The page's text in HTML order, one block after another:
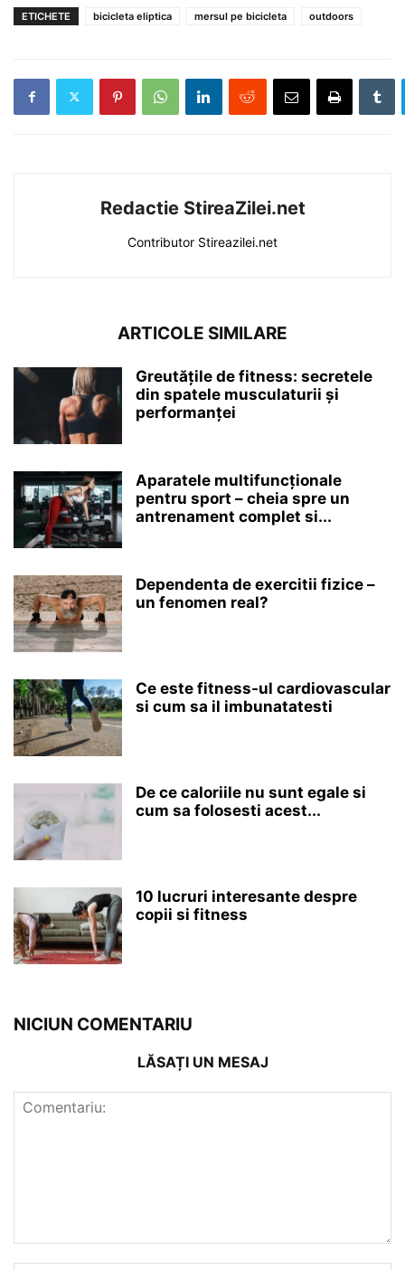
ETICHETE bicicleta eliptica mersul pe bicicleta outdoors
Redactie StireaZilei.net
Contributor Stireazilei.net
ARTICOLE SIMILARE
Greutățile de fitness: secretele
din spatele musculaturii și
performanței
Aparatele multifuncționale
pentru sport – cheia spre un
antrenament complet si...
Dependenta de exercitii fizice –
un fenomen real?
Ce este fitness-ul cardiovascular
si cum sa il imbunatatesti
De ce caloriile nu sunt egale si
cum sa folosesti acest...
10 lucruri interesante despre
copii si fitness
NICIUN COMENTARIU
LĂSAȚI UN MESAJ